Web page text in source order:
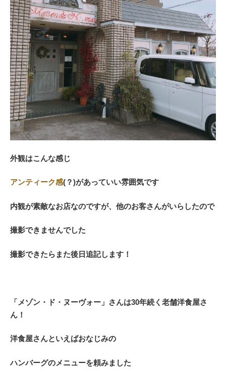
外観はこんな感じ
アンティーク感(？)があっていい雰囲気です
内観が素敵なお店なのですが、他のお客さんがいらしたので
撮影できませんでした
撮影できたらまた後日追記します！
「メゾン・ド・ヌーヴォー」さんは30年続く老舗洋食屋さ
ん！
洋食屋さんといえばおなじみの
ハンバーグのメニューを頼みました